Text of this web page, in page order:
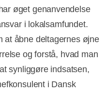
øget genanvendelse
i lokalsamfundet.
at åbne deltagernes øjne
og forstå, hvad man
synliggøre indsatsen,
i Dansk